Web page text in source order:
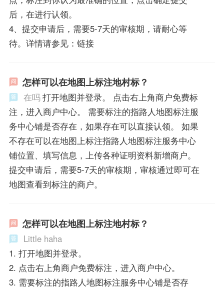
后，在进行认领。
4、提交申请后，需要5-7天的审核期，请耐心等
待。详情请参见：链接
怎样可以在地图上标注地村标？
在吗打开地图并登录。 点击右上角商户免费标
注，进入商户中心。 需要标注的指路人地图标注服
务中心铺是否存在，如果存在可以直接认领。 如果
不存在可以在地图上标注指路人地图标注服务中心
铺位置、填写信息，上传各种证明资料新增商户。
提交申请后，需要5-7天的审核期，审核通过即可在
地图查看到标注的商户。
怎样可以在地图上标注地村标？
Little haha
1. 打开地图并登录。
2. 点击右上角商户免费标注，进入商户中心。
3. 需要标注的指路人地图标注服务中心铺是否存